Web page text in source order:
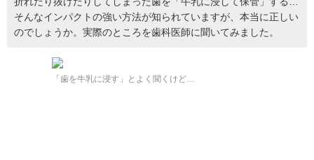
そんなインパクトの強い方法が知られていますが、本当に正しい
のでしょうか。実際のところを歯科医師に聞いてみました。
「歯を牛乳に浸す」とよく聞くけど…